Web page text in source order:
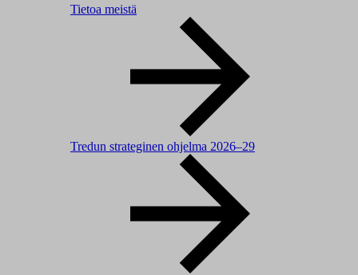
Tietoa meistä
Tredun strateginen ohjelma 2026–29